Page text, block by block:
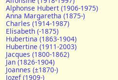
Alphonse Hubert (1906-1975)
Anna Margaretha (1875-)
Charles (1914-1987)
Elisabeth (-1875)
Hubertina (1863-1904)
Hubertine (1911-2003)
Jacques (1800-1862)
Jan (1826-1904)
Joannes (±1870-)
Jozef (1909-)